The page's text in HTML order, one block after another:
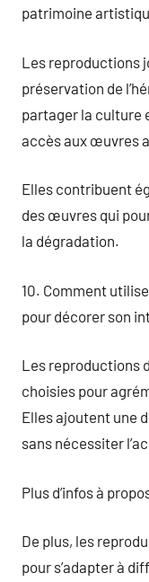
patrimoine
Les reproductions
préservation de
partager la culture
accès aux œuvres
Elles contribuent
des œuvres qui
la dégradation.
10. Comment
pour décorer son
Les reproductions
choisies pour
Elles ajoutent une
sans nécessiter
Plus d’infos à
De plus, les
pour s’adapter à